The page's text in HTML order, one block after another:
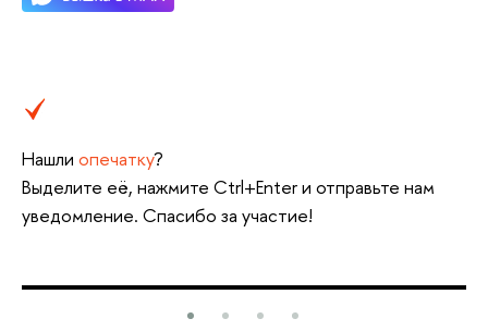
Нашли опечатку?
Выделите её, нажмите Ctrl+Enter и отправьте нам
уведомление. Спасибо за участие!